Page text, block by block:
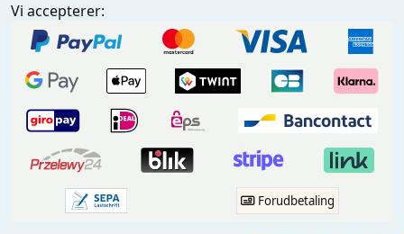
Vi accepterer:
Forudbetaling